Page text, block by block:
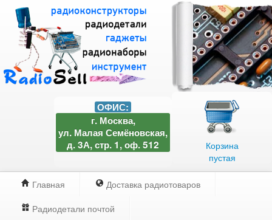
Корзина
пустая
ОФИС:
г. Москва,
ул. Малая Семёновская,
д. 3А, стр. 1, оф. 512
Главная
Доставка радиотоваров
Радиодетали почтой